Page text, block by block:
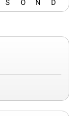
S O N D